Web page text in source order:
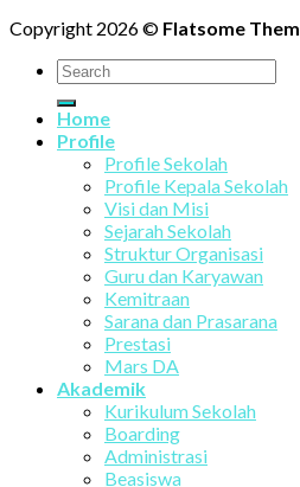
Copyright 2026 © Flatsome
Home
Profile
Profile Sekolah
Profile Kepala Sekolah
Visi dan Misi
Sejarah Sekolah
Struktur Organisasi
Guru dan Karyawan
Kemitraan
Sarana dan Prasarana
Prestasi
Mars DA
Akademik
Kurikulum Sekolah
Boarding
Administrasi
Beasiswa